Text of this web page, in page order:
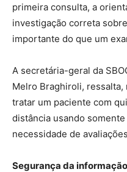
primeira consulta, a
investigação correta
importante do que um
A secretária-geral da
Melro Braghiroli, ressalta,
tratar um paciente com
distância usando
necessidade de
Segurança da informação